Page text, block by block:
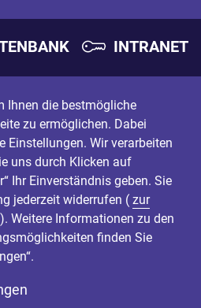
INTRANET
Ihnen die bestmögliche
zu ermöglichen. Dabei
Einstellungen. Wir verarbeiten
uns durch Klicken auf
Ihr Einverständnis geben. Sie
jederzeit widerrufen ( zur
). Weitere Informationen zu den
finden Sie